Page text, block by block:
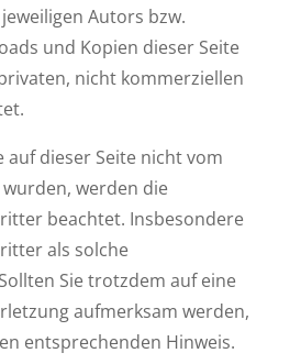
Autors bzw.
und Kopien dieser Seite
nicht kommerziellen
auf dieser Seite nicht vom
werden die
beachtet. Insbesondere
als solche
Sie trotzdem auf eine
aufmerksam werden,
entsprechenden Hinweis.